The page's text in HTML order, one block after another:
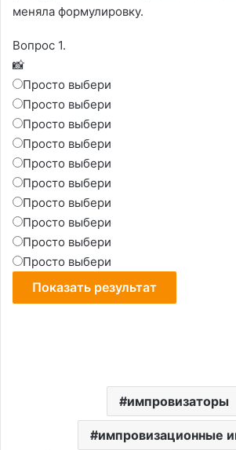
меняла формулировку.
Вопрос 1.
📸
Просто выбери
Просто выбери
Просто выбери
Просто выбери
Просто выбери
Просто выбери
Просто выбери
Просто выбери
Просто выбери
Просто выбери
импровизаторы
импровизационные